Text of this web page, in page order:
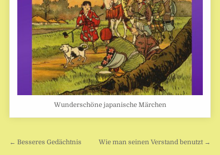
Wunderschöne japanische Märchen
Beitragsnavigation
← Besseres Gedächtnis Wie man seinen Verstand benutzt →